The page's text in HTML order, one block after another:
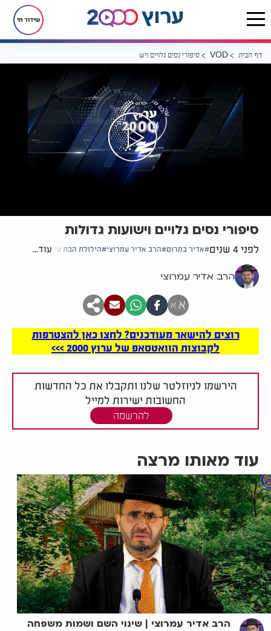
שידור חי
דף הבית VOD סיפורי נסים גלויים וישועות גדולות
סיפורי נסים גלויים וישועות גדולות
לפני 4 שנים אדיר במרום הרב אדיר עמרוצי הילולת הבת עין עוד...
הרב אדיר עמרוצי
א א
רוצים להישאר מעודכנים? לחצו כאן להצטרפות
לקבוצות הוואטסאפ של ערוץ 2000 >>>
הירשמו לניוזלטר שלנו ותקבלו את כל החדשות
החשובות ישירות למייל
להרשמה
עוד מאותו מרצה
הרב אדיר עמרוצי | שינוי השם ושמות משפחה